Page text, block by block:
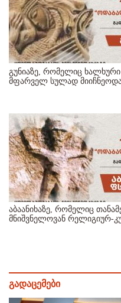
გუნიაზე, რომელიც
მფარველ სულად
აბაანიხაზე, რომელიც
მნიშვნელოვან რელიგიურ-
გადაცემები